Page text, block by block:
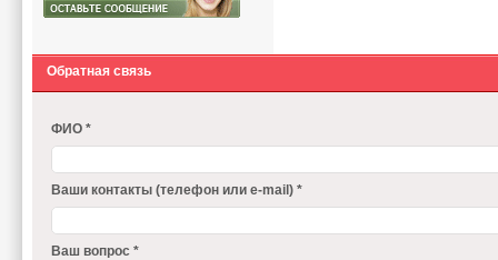
Обратная связь
ФИО *
Ваши контакты (телефон или e-mail) *
Ваш вопрос *